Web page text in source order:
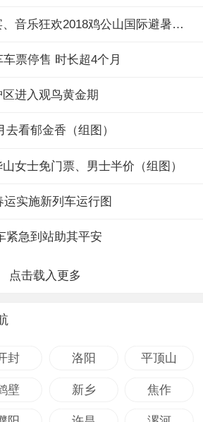
云雾缭绕、养生盛宴、音乐狂欢2018鸡公山国际避暑文化节盛大开幕
票停售 时长超4个月
进入观鸟黄金期
看郁金香（组图）
女士免门票、男士半价（组图）
实施新列车运行图
紧急到站助其平安
封 洛阳 平顶山
壁 新乡 焦作